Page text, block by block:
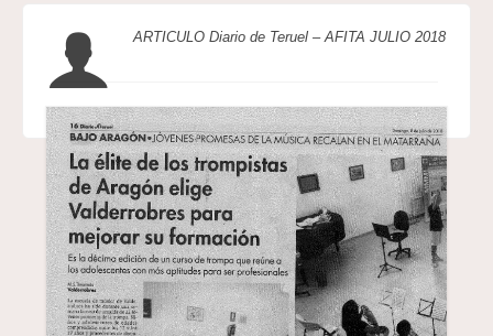
ARTICULO Diario de Teruel – AFITA JULIO 2018